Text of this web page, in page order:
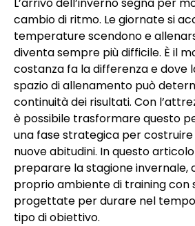
cambio di ritmo. Le giornate si
temperature scendono e
diventa sempre più difficile. È il
costanza fa la differenza e dove
spazio di allenamento può
continuità dei risultati. Con
è possibile trasformare questo
una fase strategica per costruire
nuove abitudini. In questo
preparare la stagione invernale,
proprio ambiente di training con
progettate per durare nel
tipo di obiettivo.